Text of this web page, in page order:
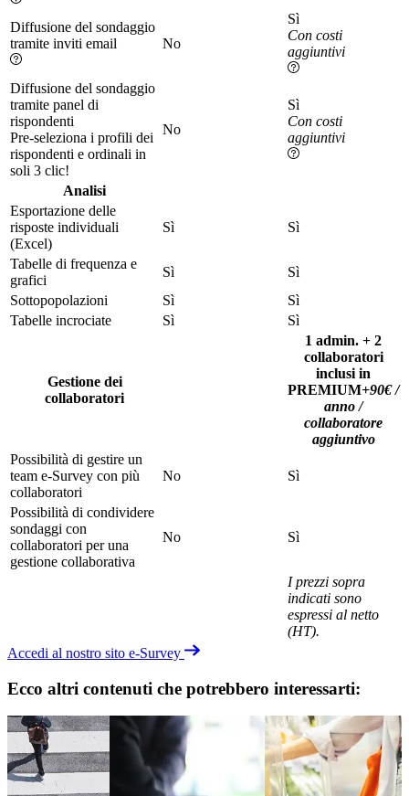
Diffusione del sondaggio
tramite inviti email
No
Sì
Con costi
aggiuntivi
Diffusione del sondaggio
tramite panel di
rispondenti
Pre-seleziona i profili dei
rispondenti e ordinali in
soli 3 clic!
No
Sì
Con costi
aggiuntivi
Analisi
Esportazione delle
risposte individuali
(Excel)
Sì Sì
Tabelle di frequenza e
grafici
Sì
Sì
Sottopopolazioni
Sì
Sì
Tabelle incrociate
Sì Sì
Gestione dei
collaboratori
1 admin. + 2
collaboratori
inclusi in
PREMIUM+90€ /
anno /
collaboratore
aggiuntivo
Possibilità di gestire un
team e-Survey con più
collaboratori
No Sì
Possibilità di condividere
sondaggi con
collaboratori per una
gestione collaborativa
No Sì
I prezzi sopra
indicati sono
espressi al netto
(HT).
Accedi al nostro sito e-Survey
Ecco altri contenuti che potrebbero interessarti: